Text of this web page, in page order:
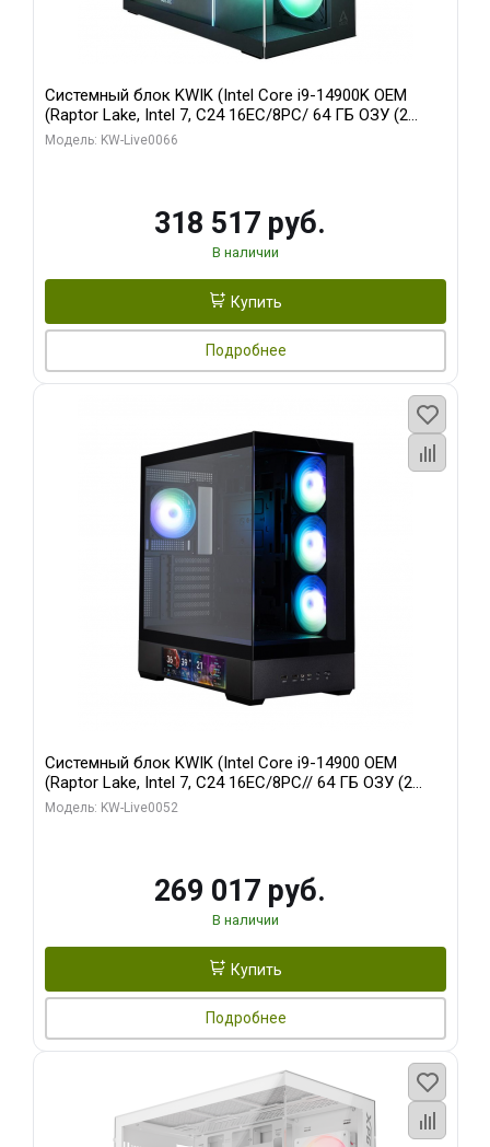
Системный блок KWIK (Intel Core i9-14900K OEM
(Raptor Lake, Intel 7, C24 16EC/8PC/ 64 ГБ ОЗУ (2
модуля)/ Gigabyte RTX5080 XTREME WATERFORCE
Модель: KW-Live0066
318 517 руб.
В наличии
Купить
Подробнее
Системный блок KWIK (Intel Core i9-14900 OEM
(Raptor Lake, Intel 7, C24 16EC/8PC// 64 ГБ ОЗУ (2
модуля)/ Palit RTX5080 GAMINGPRO OC 16GB GDDR7
Модель: KW-Live0052
269 017 руб.
В наличии
Купить
Подробнее